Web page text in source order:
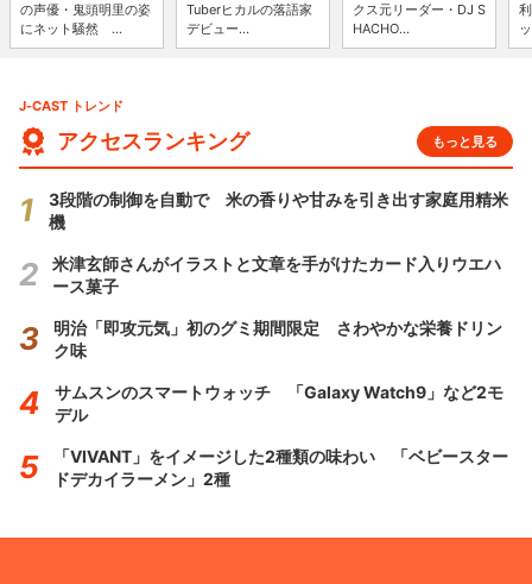
の声優・鬼頭明里の姿
にネット騒然 ...
Tuberヒカルの落語家
デビュー...
クス元リーダー・DJ S
HACHO...
J-CAST トレンド
アクセスランキング もっと見る
3段階の制御を自動で 米の香りや甘みを引き出す家庭用精米
機
米津玄師さんがイラストと文章を手がけたカード入りウエハ
ース菓子
明治「即攻元気」初のグミ期間限定 さわやかな栄養ドリン
ク味
サムスンのスマートウォッチ 「Galaxy Watch9」など2モ
デル
「VIVANT」をイメージした2種類の味わい 「ベビースター
ドデカイラーメン」2種